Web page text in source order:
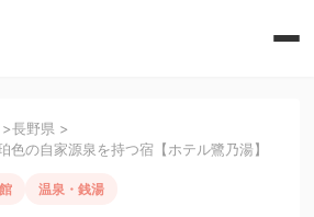
>長野県 >
の自家源泉を持つ宿【ホテル鷺乃湯】
温泉・銭湯